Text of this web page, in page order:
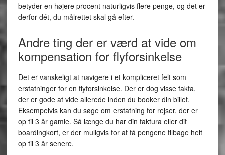
betyder en højere procent naturligvis flere penge, og det er
derfor dét, du målrettet skal gå efter.
Andre ting der er værd at vide om
kompensation for flyforsinkelse
Det er vanskeligt at navigere i et kompliceret felt som
erstatninger for en flyforsinkelse. Der er dog visse fakta,
der er gode at vide allerede inden du booker din billet.
Eksempelvis kan du søge om erstatning for rejser, der er
op til 3 år gamle. Så længe du har din faktura eller dit
boardingkort, er der muligvis for at få pengene tilbage helt
op til 3 år senere.